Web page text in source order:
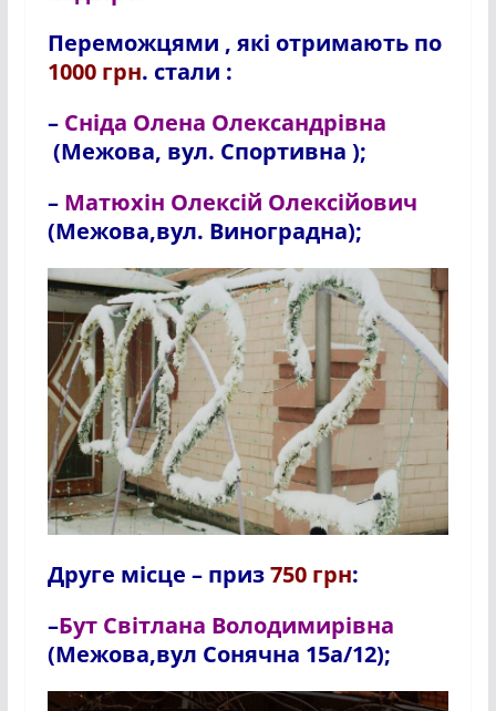
Переможцями , які отримають по
1000 грн. стали :
– Сніда Олена Олександрівна
(Межова, вул. Спортивна );
– Матюхін Олексій Олексійович
(Межова,вул. Виноградна);
Друге місце – приз750 грн:
–Бут Світлана Володимирівна
(Межова,вул Сонячна 15а/12);